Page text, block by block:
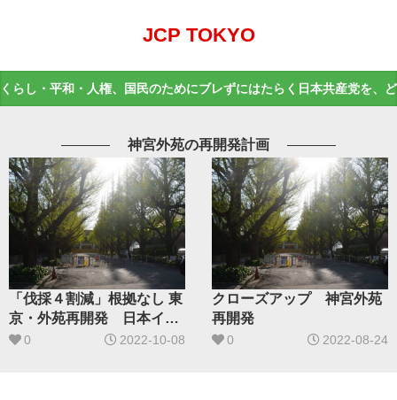
JCP TOKYO
くらし・平和・人権、国民のためにブレずにはたらく日本共産党を、
神宮外苑の再開発計画
「伐採４割減」根拠なし 東
京・外苑再開発 日本イコ
モス告発
0 2022-10-08
クローズアップ 神宮外苑
再開発
0 2022-08-24